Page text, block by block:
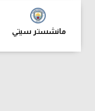
مانشستر سيتي